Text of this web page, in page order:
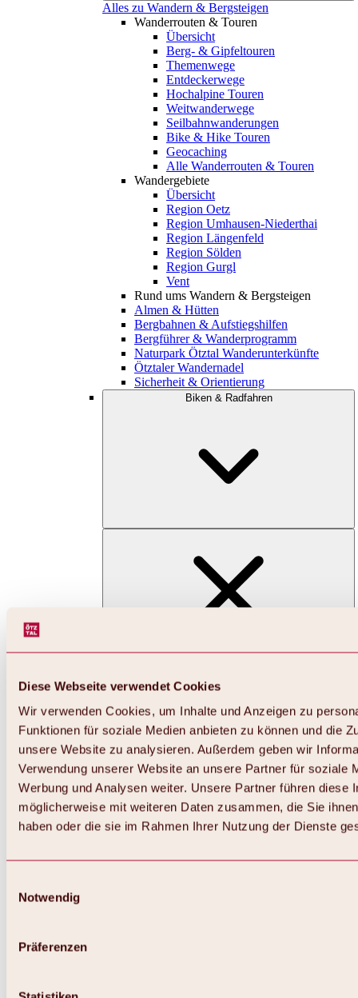
Diese Webseite verwendet Cookies
Wir verwenden Cookies, um Inhalte und Anzeigen zu
Funktionen für soziale Medien anbieten zu können und die
unsere Website zu analysieren. Außerdem geben wir
Verwendung unserer Website an unsere Partner für soziale
Werbung und Analysen weiter. Unsere Partner führen diese
möglicherweise mit weiteren Daten zusammen, die Sie
haben oder die sie im Rahmen Ihrer Nutzung der Dienste
Notwendig
Präferenzen
Alles zu Wandern & Bergsteigen
Wanderrouten & Touren
Übersicht
Berg- & Gipfeltouren
Themenwege
Entdeckerwege
Hochalpine Touren
Weitwanderwege
Seilbahnwanderungen
Bike & Hike Touren
Geocaching
Alle Wanderrouten & Touren
Wandergebiete
Übersicht
Region Oetz
Region Umhausen-Niederthai
Region Längenfeld
Region Sölden
Region Gurgl
Vent
Rund ums Wandern & Bergsteigen
Almen & Hütten
Bergbahnen & Aufstiegshilfen
Bergführer & Wanderprogramm
Naturpark Ötztal Wanderunterkünfte
Ötztaler Wandernadel
Sicherheit & Orientierung
Biken & Radfahren